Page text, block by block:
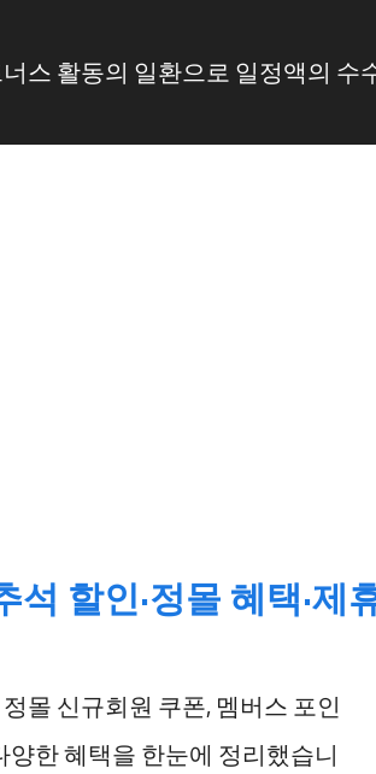
스 활동의 일환으로 일정액의 수
할인·정몰 혜택·제
몰 신규회원 쿠폰, 멤버스 포인
한 혜택을 한눈에 정리했습니